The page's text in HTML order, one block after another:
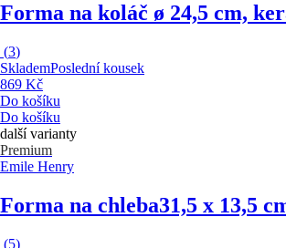
Forma na koláč ø 24,5 cm,
(3)
SklademPoslední kousek
869 Kč
Do košíku
Do košíku
další varianty
Premium
Emile Henry
Forma na chleba31,5 x 13,5
(5)